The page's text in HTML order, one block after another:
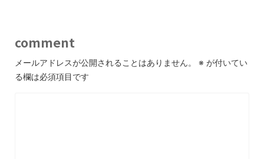
comment
メールアドレスが公開されることはありません。 ※ が付いてい
る欄は必須項目です